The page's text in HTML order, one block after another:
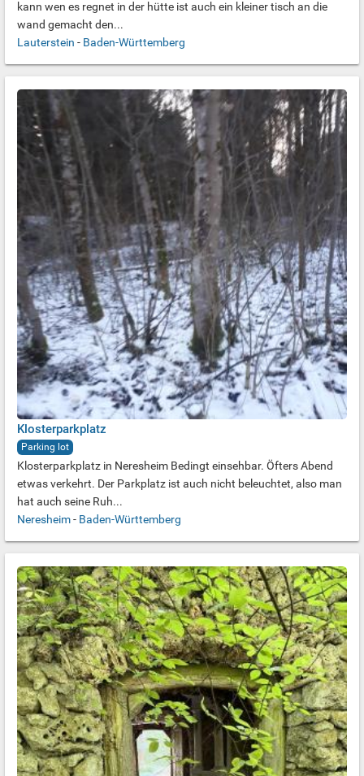
kann wen es regnet in der hütte ist auch ein kleiner tisch an die
wand gemacht den...
Lauterstein - Baden-Württemberg
Klosterparkplatz
Parking lot
Klosterparkplatz in Neresheim Bedingt einsehbar. Öfters Abend
etwas verkehrt. Der Parkplatz ist auch nicht beleuchtet, also man
hat auch seine Ruh...
Neresheim- Baden-Württemberg